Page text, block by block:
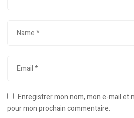
Enregistrer mon nom, mon e-mail et
pour mon prochain commentaire.